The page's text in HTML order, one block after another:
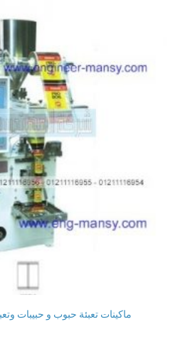
ماكينات تعبئة حبوب و حبيبات